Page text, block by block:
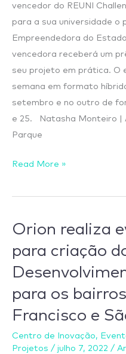
vencedor do REUNI
para a sua universidade o
Empreendedora do
vencedora receberá um
seu projeto em prática. O
semana em formato
setembro e no outro de
e 25. Natasha Monteiro |
Parque
Read More »
Orion realiza
para criação
para os
Francisco e
Centro de Inovação,
Projetos / julho 7, 2022 /
Orion
evento
voltado
para
do
Plano